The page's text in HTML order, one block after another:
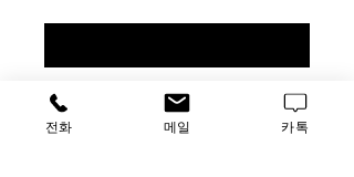
WIX Transfer frame (1EA)
#10104002
전화 메일 카톡